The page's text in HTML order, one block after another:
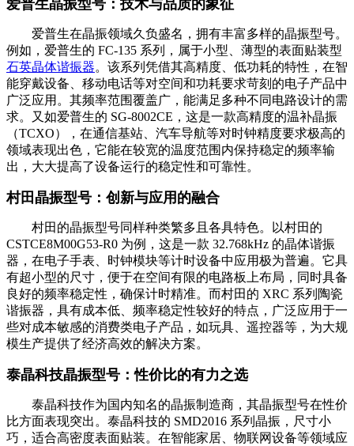
爱普生晶振型号：技术与品质的象征
爱普生在晶振领域久负盛名，拥有丰富多样的晶振型号。
例如，爱普生的 FC-135 系列，属于小型、薄型的表面贴装型
石英晶体谐振器。该系列凭借其高精度、低功耗的特性，在智
能穿戴设备、移动电话等对空间和功耗要求苛刻的电子产品中
广泛应用。其频率范围覆盖广，能满足多种不同电路设计的需
求。又如爱普生的 SG-8002CE，这是一款高精度的温补晶振
（TCXO），在通信基站、汽车导航等对时钟精度要求极高的
领域表现出色，它能在较宽的温度范围内保持稳定的频率输
出，大大提高了设备运行的稳定性和可靠性。
村田晶振型号：创新与应用的融合
村田的晶振型号同样种类繁多且各具特色。以村田的
CSTCE8M00G53-R0 为例，这是一款 32.768kHz 的晶体谐振
器，在电子手表、时钟模块等计时设备中应用极为普遍。它具
有超小型的尺寸，便于在空间有限的电路板上布局，同时具备
良好的频率稳定性，确保计时精准。而村田的 XRC 系列陶瓷
谐振器，具有成本低、频率稳定性较好的特点，广泛应用于一
些对成本敏感的消费类电子产品，如玩具、遥控器等，为大规
模生产提供了经济高效的解决方案。
泰晶科技晶振型号：性价比的有力之选
泰晶科技作为国内知名的晶振制造商，其晶振型号在性价
比方面表现突出。泰晶科技的 SMD2016 系列晶振，尺寸小
巧，适合高密度表面贴装。在智能家居、物联网设备等领域应